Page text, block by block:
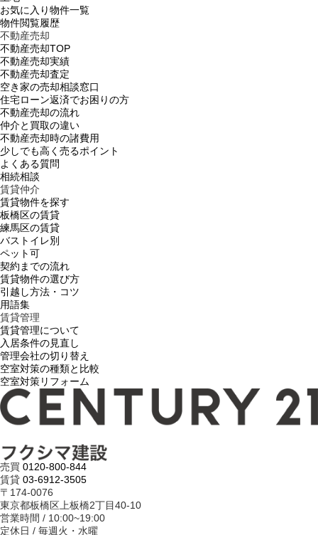
お気に入り物件一覧
物件閲覧履歴
不動産売却
不動産売却TOP
不動産売却実績
不動産売却査定
空き家の売却相談窓口
住宅ローン返済でお困りの方
不動産売却の流れ
仲介と買取の違い
不動産売却時の諸費用
少しでも高く売るポイント
よくある質問
相続相談
賃貸仲介
賃貸物件を探す
板橋区の賃貸
練馬区の賃貸
バストイレ別
ペット可
契約までの流れ
賃貸物件の選び方
引越し方法・コツ
用語集
賃貸管理
賃貸管理について
入居条件の見直し
管理会社の切り替え
空室対策の種類と比較
空室対策リフォーム
売買 0120-800-844
賃貸 03-6912-3505
〒174-0076
東京都板橋区上板橋2丁目40-10
営業時間 / 10:00~19:00
定休日 / 毎週火・水曜